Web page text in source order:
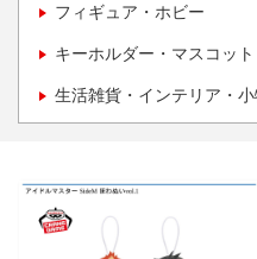
フィギュア・ホビー
キーホルダー・マスコッ
生活雑貨・インテリア・小